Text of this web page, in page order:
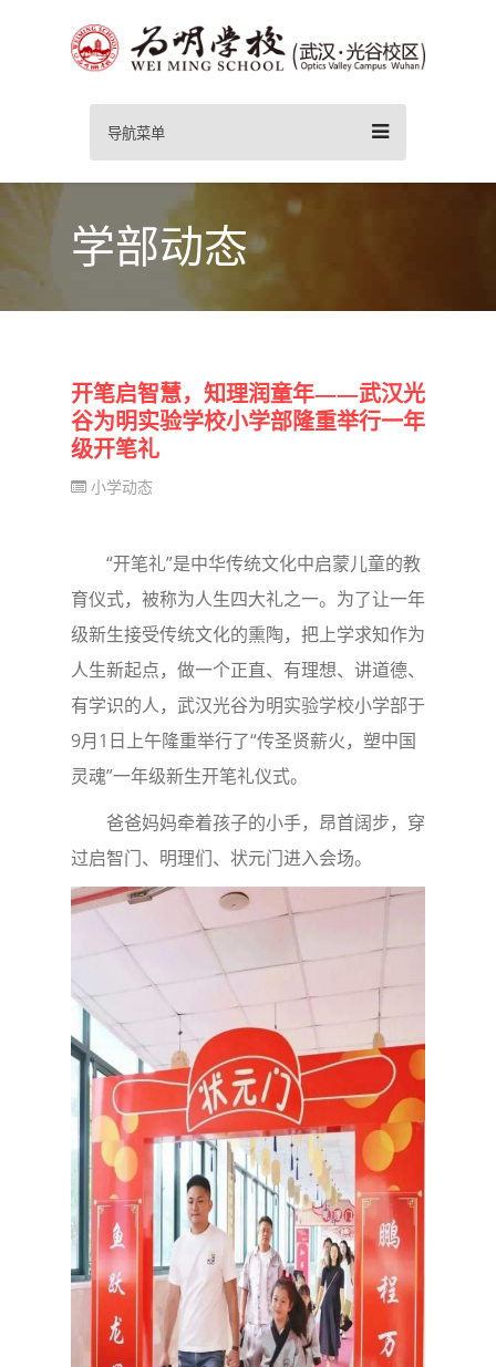
导航菜单
学部动态
开笔启智慧，知理润童年——武汉光
谷为明实验学校小学部隆重举行一年
级开笔礼
小学动态
“开笔礼”是中华传统文化中启蒙儿童的教
育仪式，被称为人生四大礼之一。为了让一年
级新生接受传统文化的熏陶，把上学求知作为
人生新起点，做一个正直、有理想、讲道德、
有学识的人，武汉光谷为明实验学校小学部于
9月1日上午隆重举行了“传圣贤薪火，塑中国
灵魂”一年级新生开笔礼仪式。
爸爸妈妈牵着孩子的小手，昂首阔步，穿
过启智门、明理们、状元门进入会场。